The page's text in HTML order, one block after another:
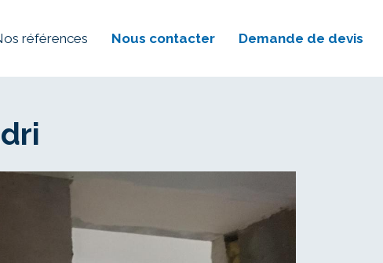
références Nous contacter Demande de devis